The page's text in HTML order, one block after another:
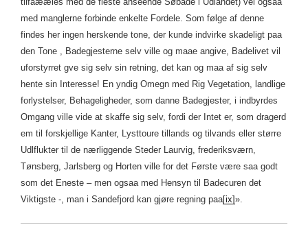
med manglerne forbinde enkelte Fordele. Som følge af denne
findes her ingen herskende tone, der kunde indvirke skadeligt paa
den Tone , Badegjesterne selv ville og maae angive, Badelivet vil
uforstyrret gve sig selv sin retning, det kan og maa af sig selv
hente sin Interesse! En yndig Omegn med Rig Vegetation, landlige
forlystelser, Behageligheder, som danne Badegjester, i indbyrdes
Omgang ville vide at skaffe sig selv, fordi der Intet er, som dragerd
em til forskjellige Kanter, Lysttoure tillands og tilvands eller større
Udlflukter til de nærliggende Steder Laurvig, frederiksværn,
Tønsberg, Jarlsberg og Horten ville for det Første være saa godt
som det Eneste – men ogsaa med Hensyn til Badecuren det
Viktigste -, man i Sandefjord kan gjøre regning paa[ix]».